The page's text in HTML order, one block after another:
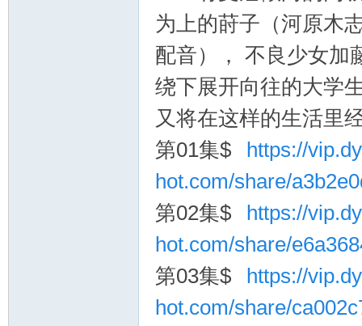
为上的莳子（河原木
配音）， 不良少女加
绕下展开向往的大学
又将在这样的生活里
第01集$
https://
hot.com/share/
第02集$
https://
hot.com/share/
第03集$
https://
hot.com/share/